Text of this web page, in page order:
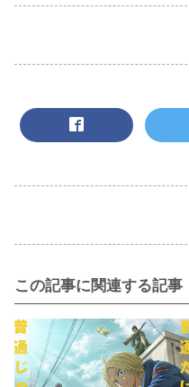
この記事に関連する記事